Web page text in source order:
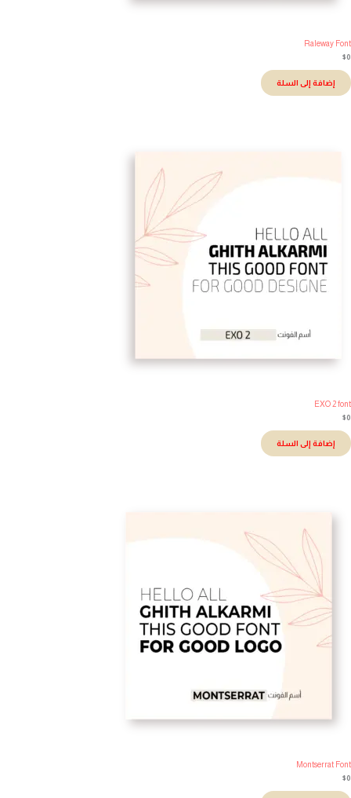
Raleway
إضافة إلى السلة
EXO 2
إضافة إلى السلة
Montserrat